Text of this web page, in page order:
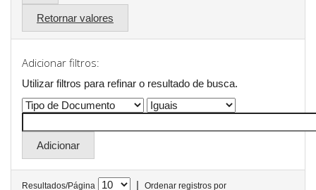
Retornar valores
Adicionar filtros:
Utilizar filtros para refinar o resultado de busca.
Resultados/Página |
Ordenar registros por